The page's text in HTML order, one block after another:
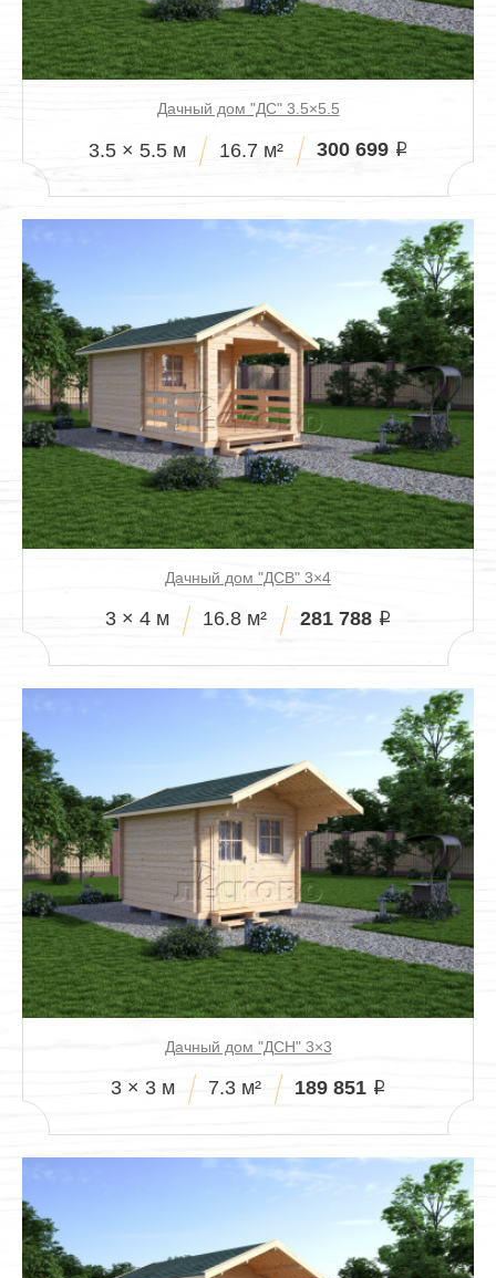
Дачный дом "ДС" 3.5×5.5
3.5 × 5.5 м 16.7 м² 300 699 i
Дачный дом "ДСВ" 3×4
3 × 4 м 16.8 м² 281 788 i
Дачный дом "ДСН" 3×3
3 × 3 м 7.3 м² 189 851 i